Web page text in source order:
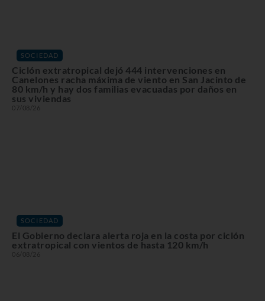
SOCIEDAD
Ciclón extratropical dejó 444 intervenciones en
Canelones racha máxima de viento en San Jacinto de
80 km/h y hay dos familias evacuadas por daños en
sus viviendas
07/08/26
SOCIEDAD
El Gobierno declara alerta roja en la costa por ciclón
extratropical con vientos de hasta 120 km/h
06/08/26